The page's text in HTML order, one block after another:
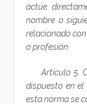
actúe
nombre o
relacionado
o profesión.
Artículo 5.
dispuesto en
esta norma se